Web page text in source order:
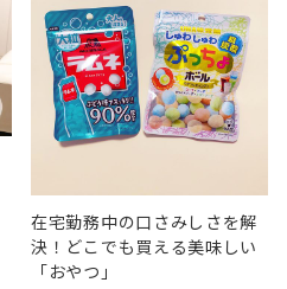
在宅勤務中の口さみしさを解
決！どこでも買える美味しい
「おやつ」